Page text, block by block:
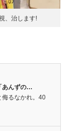
、治します!
あんずの…
侮るなかれ。40